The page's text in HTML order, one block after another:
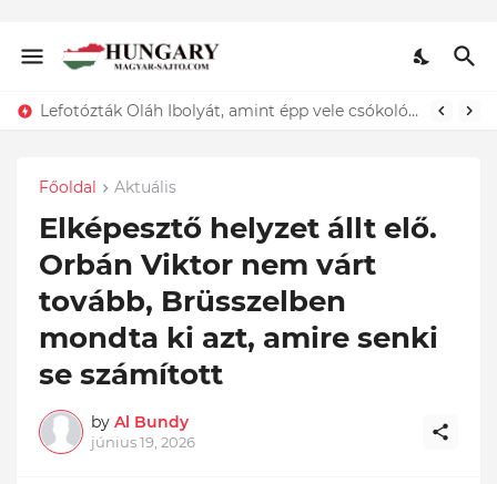
Lefotózták Oláh Ibolyát, amint épp vele csókolózik - EZT nem hiszed el, kinek a karjában kötött ki...ÍME
Főoldal Aktuális
Elképesztő helyzet állt elő.
Orbán Viktor nem várt
tovább, Brüsszelben
mondta ki azt, amire senki
se számított
by Al Bundy
június 19, 2026